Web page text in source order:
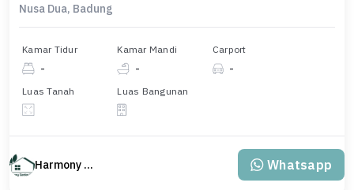
Nusa Dua, Badung
Kamar Tidur
-
Kamar Mandi
-
Carport
-
Luas Tanah Luas Bangunan
Harmony Property Whatsapp